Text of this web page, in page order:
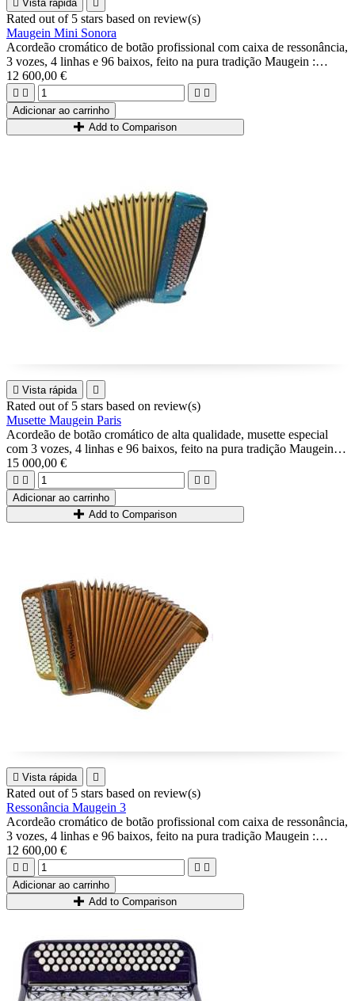
 Vista rápida 
Rated out of 5 stars based on review(s)
Maugein Mini Sonora
Acordeão cromático de botão profissional com caixa de ressonância,
3 vozes, 4 linhas e 96 baixos, feito na pura tradição Maugein :
música A Mano pregada, caixa de madeira...
Possibilidade 3+3 ou 2+4.
Ideal para jogadores avançados.
12 600,00 €
   
Adicionar ao carrinho
Add to Comparison
 Vista rápida 
Rated out of 5 stars based on review(s)
Musette Maugein Paris
Acordeão de botão cromático de alta qualidade, musette especial
com 3 vozes, 4 linhas e 96 baixos, feito na pura tradição Maugein :
música pregada, qualidade profissional A Mano, leve, caixa de
madeira...
Ideal para músicos avançados/profissionais que procuram o som de
musette e um acordeão completo.
15 000,00 €
   
Adicionar ao carrinho
Add to Comparison
 Vista rápida 
Rated out of 5 stars based on review(s)
Ressonância Maugein 3
Acordeão cromático de botão profissional com caixa de ressonância,
3 vozes, 4 linhas e 96 baixos, feito na pura tradição Maugein :
música A Mano pregada, caixa de madeira...
Possibilidade 3+3 ou 2+4.
Ideal para jogadores avançados.
12 600,00 €
   
Adicionar ao carrinho
Add to Comparison